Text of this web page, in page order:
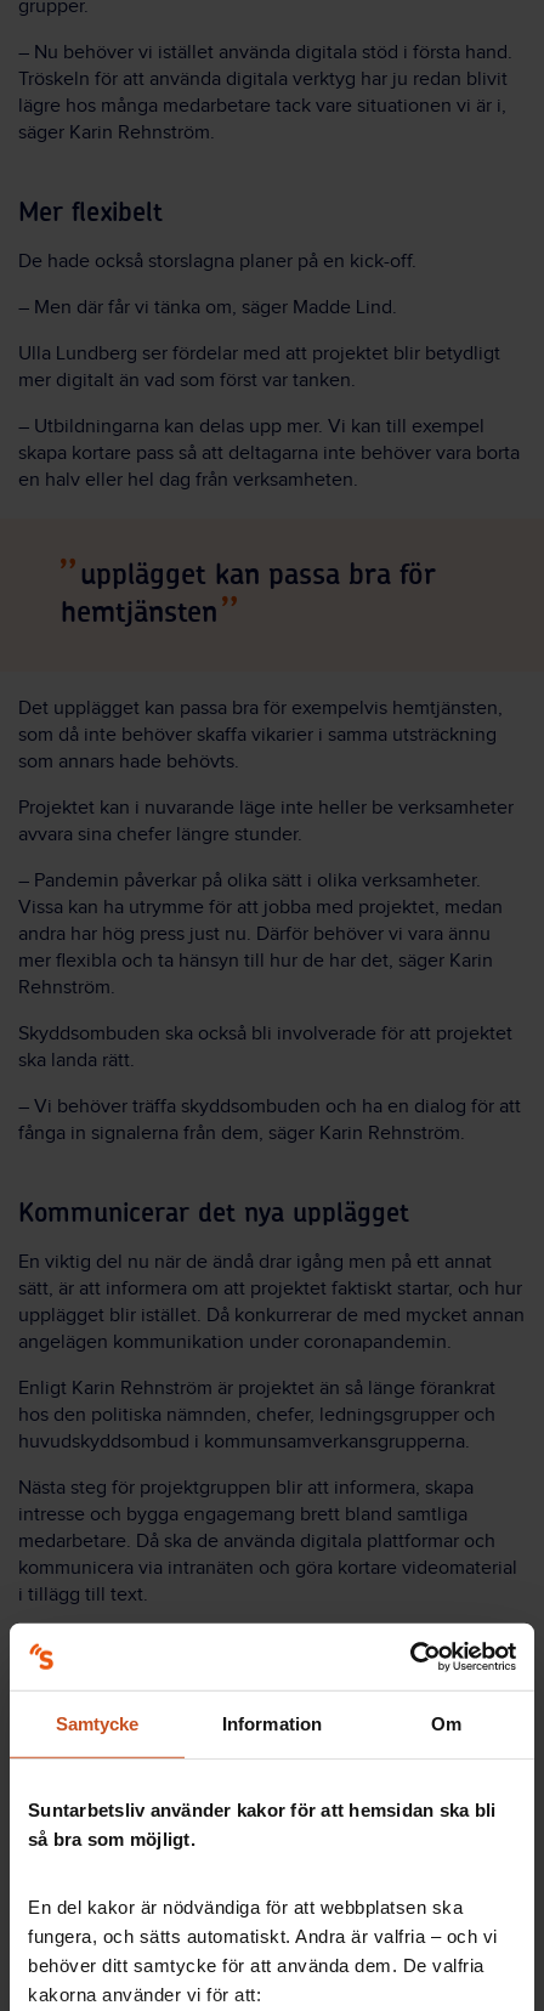
Samtycke Information Om
Suntarbetsliv använder kakor för att hemsidan ska bli
så bra som möjligt.
En del kakor är nödvändiga för att webbplatsen ska
fungera, och sätts automatiskt. Andra är valfria – och vi
behöver ditt samtycke för att använda dem. De valfria
kakorna använder vi för att:
grupper.
– Nu behöver vi istället använda digitala stöd i första hand.
Tröskeln för att använda digitala verktyg har ju redan blivit
lägre hos många medarbetare tack vare situationen vi är i,
säger Karin Rehnström.
Mer flexibelt
De hade också storslagna planer på en kick-off.
– Men där får vi tänka om, säger Madde Lind.
Ulla Lundberg ser fördelar med att projektet blir betydligt
mer digitalt än vad som först var tanken.
– Utbildningarna kan delas upp mer. Vi kan till exempel
skapa kortare pass så att deltagarna inte behöver vara borta
en halv eller hel dag från verksamheten.
upplägget kan passa bra för
hemtjänsten
Det upplägget kan passa bra för exempelvis hemtjänsten,
som då inte behöver skaffa vikarier i samma utsträckning
som annars hade behövts.
Projektet kan i nuvarande läge inte heller be verksamheter
avvara sina chefer längre stunder.
– Pandemin påverkar på olika sätt i olika verksamheter.
Vissa kan ha utrymme för att jobba med projektet, medan
andra har hög press just nu. Därför behöver vi vara ännu
mer flexibla och ta hänsyn till hur de har det, säger Karin
Rehnström.
Skyddsombuden ska också bli involverade för att projektet
ska landa rätt.
– Vi behöver träffa skyddsombuden och ha en dialog för att
fånga in signalerna från dem, säger Karin Rehnström.
Kommunicerar det nya upplägget
En viktig del nu när de ändå drar igång men på ett annat
sätt, är att informera om att projektet faktiskt startar, och hur
upplägget blir istället. Då konkurrerar de med mycket annan
angelägen kommunikation under coronapandemin.
Enligt Karin Rehnström är projektet än så länge förankrat
hos den politiska nämnden, chefer, ledningsgrupper och
huvudskyddsombud i kommunsamverkansgrupperna.
Nästa steg för projektgruppen blir att informera, skapa
intresse och bygga engagemang brett bland samtliga
medarbetare. Då ska de använda digitala plattformar och
kommunicera via intranäten och göra kortare videomaterial
i tillägg till text.
– Projektet är väl förankrat och cheferna är peppade, för vi
har pratat om de här frågorna länge. Men vi måste vara mer
följsamma nu, det får inte bli en belastning utan något som
stödjer dem.
Den här intervjun genomfördes som videomöte på Teams.
olika platser medan Ulla Lundberg var med hemifrån, precis
som journalisten som skrivit artikeln.
Projektet MedKänsla